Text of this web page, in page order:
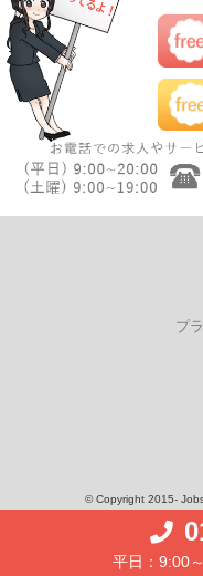
プ
© Copyright 2015-
平日：9:00